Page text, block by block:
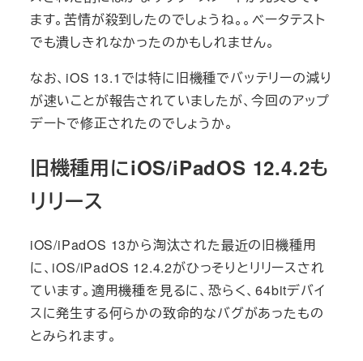
ます。苦情が殺到したのでしょうね。。ベータテスト
でも潰しきれなかったのかもしれません。
なお、iOS 13.1では特に旧機種でバッテリーの減り
が速いことが報告されていましたが、今回のアップ
デートで修正されたのでしょうか。
旧機種用にiOS/iPadOS 12.4.2も
リリース
iOS/iPadOS 13から淘汰された最近の旧機種用
に、iOS/iPadOS 12.4.2がひっそりとリリースされ
ています。適用機種を見るに、恐らく、64bitデバイ
スに発生する何らかの致命的なバグがあったもの
とみられます。